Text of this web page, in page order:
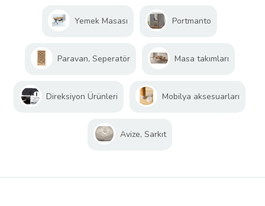
Yemek Masası Portmanto
Paravan, Seperatör Masa takımları
Direksiyon Ürünleri Mobilya aksesuarları
Avize, Sarkıt